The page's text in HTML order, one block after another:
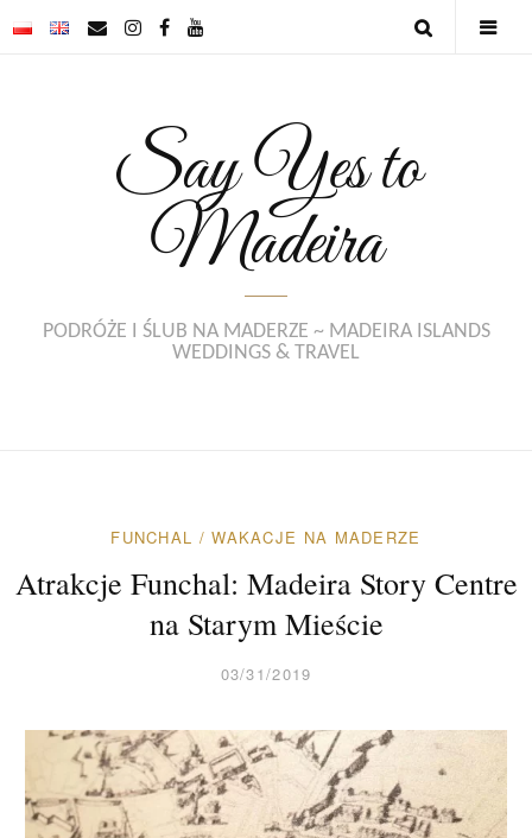
Say Yes to
Madeira
PODRÓŻE I ŚLUB NA MADERZE ~ MADEIRA ISLANDS
WEDDINGS & TRAVEL
FUNCHAL /WAKACJE NA MADERZE
Atrakcje Funchal: Madeira Story Centre
na Starym Mieście
03/31/2019